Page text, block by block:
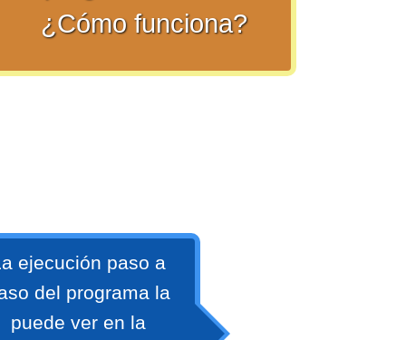
¿Cómo funciona?
ejecución paso a
del programa la
puede ver en la